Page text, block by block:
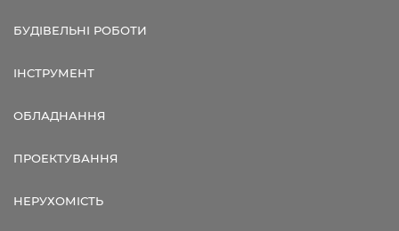
БУДІВЕЛЬНІ РОБОТИ
ІНСТРУМЕНТ
ОБЛАДНАННЯ
ПРОЕКТУВАННЯ
НЕРУХОМІСТЬ